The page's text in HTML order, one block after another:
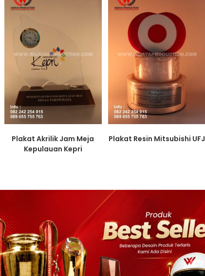
Plakat Akrilik Jam Meja
Kepulauan Kepri
Plakat Resin Mitsubishi UFJ